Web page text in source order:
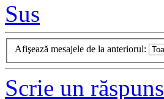
Sus
Afişează mesajele de la anteriorul:
Scrie un răspuns